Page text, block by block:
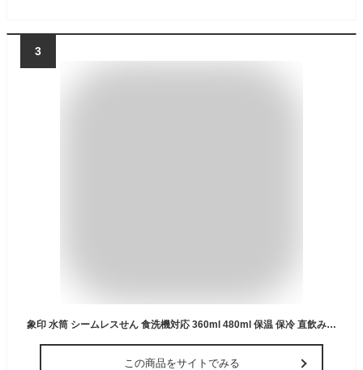
3
象印 水筒 シームレスせん 食洗機対応 360ml 480ml 保温 保冷 直飲み 軽量 洗いやすい パッキン なし 大人 おしゃれ 広口 ブラック ブルー レッド ベージュ イエロー パープル ステンレスマグ SU-AA36 SU-AA48
この商品をサイトでみる